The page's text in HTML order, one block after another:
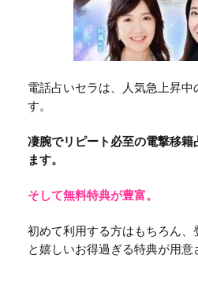
電話占いセラは、人気急上昇
す。
凄腕でリピート必至の電撃移
ます。
そして無料特典が豊富。
初めて利用する方はもちろん、
と嬉しいお得過ぎる特典が用意